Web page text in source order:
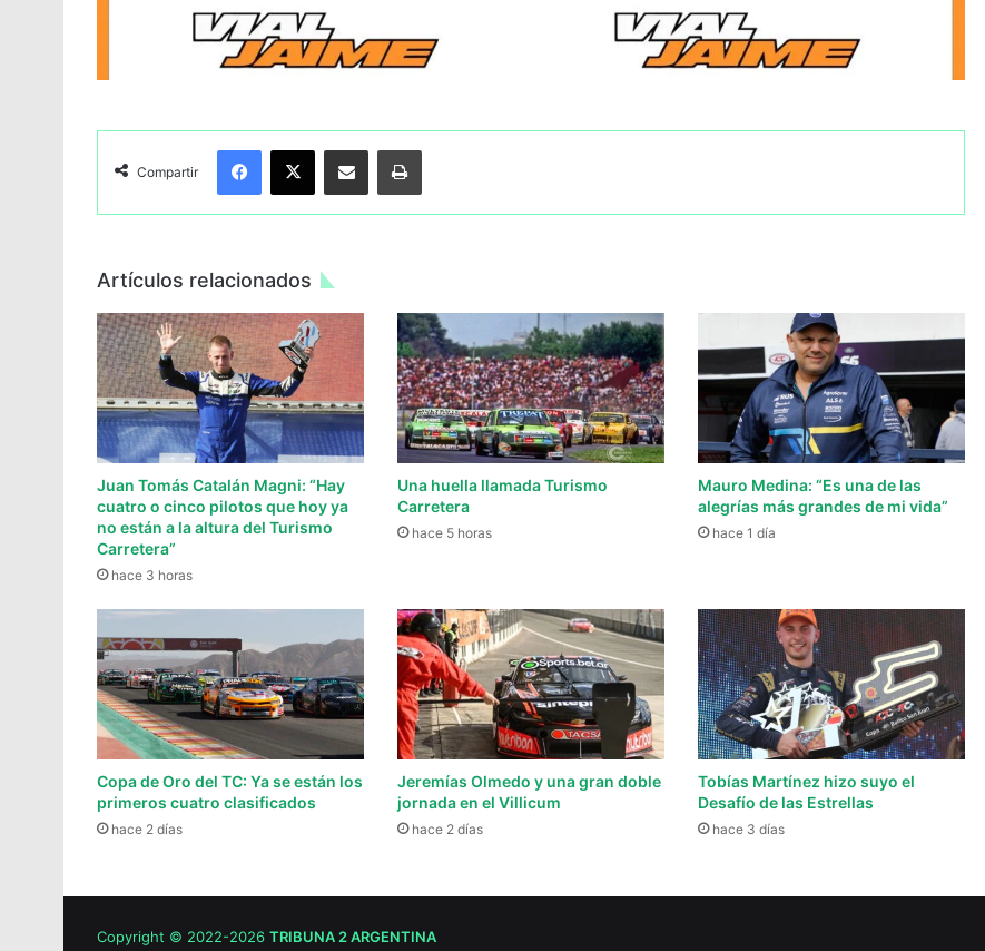
Compartir
Facebook
X Compartir por Email Imprimir
Artículos relacionados
Juan Tomás Catalán Magni: “Hay
cuatro o cinco pilotos que hoy ya
no están a la altura del Turismo
Carretera”
hace 3 horas
Una huella llamada Turismo
Carretera
hace 5 horas
Mauro Medina: “Es una de las
alegrías más grandes de mi vida”
hace 1 día
Copa de Oro del TC: Ya se están los
primeros cuatro clasificados
hace 2 días
Jeremías Olmedo y una gran doble
jornada en el Villicum
hace 2 días
Tobías Martínez hizo suyo el
Desafío de las Estrellas
hace 3 días
Copyright © 2022-2026 TRIBUNA 2 ARGENTINA